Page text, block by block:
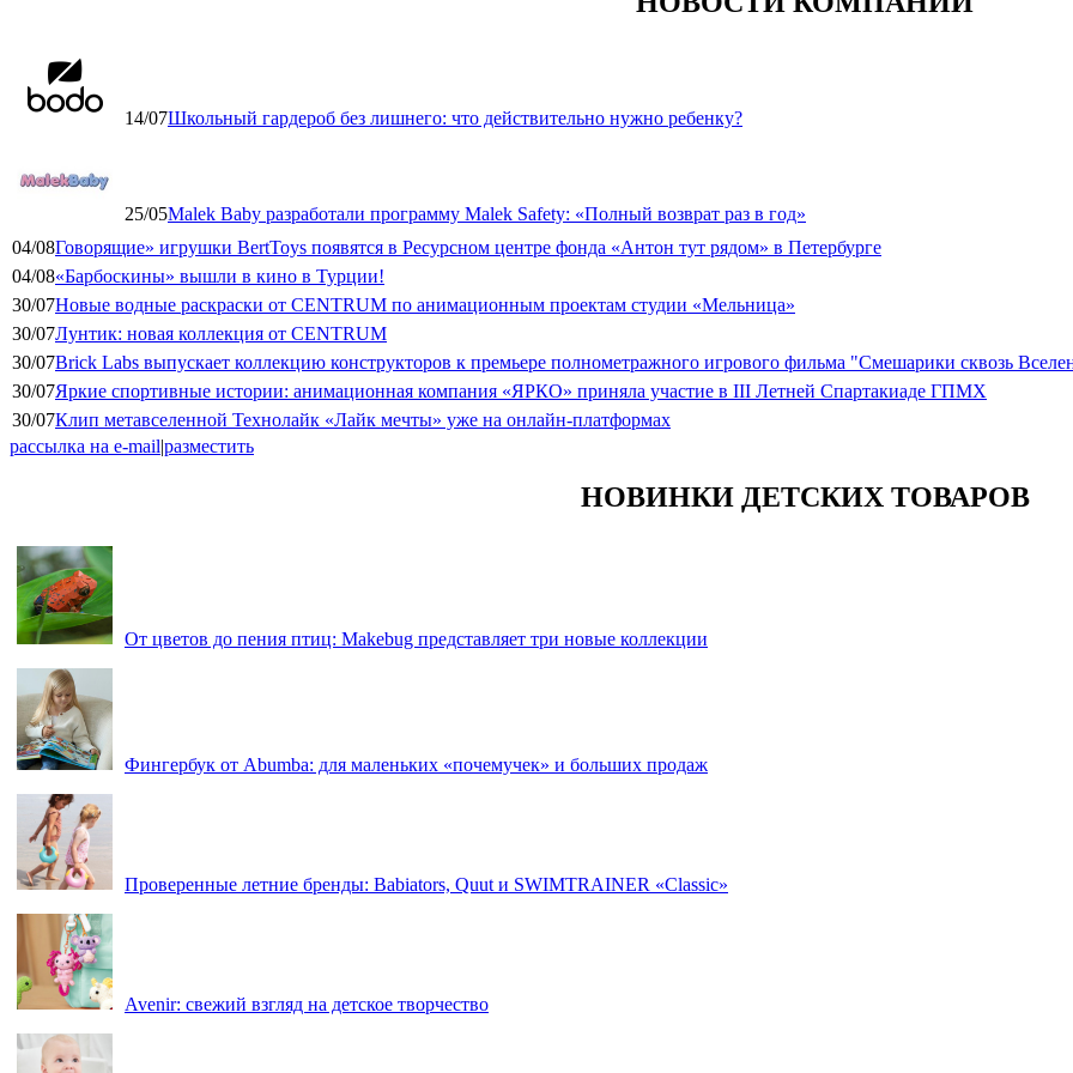
14/07Школьный гардероб без лишнего: что действительно нужно ребенку?
25/05Malek Baby разработали программу Malek Safety: «Полный возврат раз в год»
04/08Говорящие» игрушки BertToys появятся в Ресурсном центре фонда «Антон тут рядом» в Петербурге
04/08«Барбоскины» вышли в кино в Турции!
30/07Новые водные раскраски от CENTRUM по анимационным проектам студии «Мельница»
30/07Лунтик: новая коллекция от CENTRUM
30/07Brick Labs выпускает коллекцию конструкторов к премьере полнометражного игрового фильма "Смешарики сквозь
30/07Яркие спортивные истории: анимационная компания «ЯРКО» приняла участие в III Летней Спартакиаде ГПМХ
30/07Клип метавселенной Технолайк «Лайк мечты» уже на онлайн-платформах
рассылка на e-mail|разместить
НОВИНКИ ДЕТСКИХ ТОВАРОВ
От цветов до пения птиц: Makebug представляет три новые коллекции
Фингербук от Abumba: для маленьких «почемучек» и больших продаж
Проверенные летние бренды: Babiators, Quut и SWIMTRAINER «Classic»
Avenir: свежий взгляд на детское творчество